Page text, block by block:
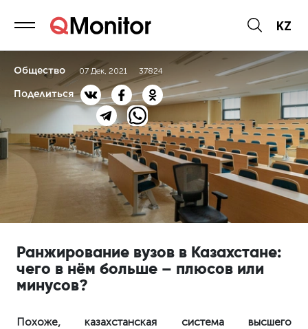
KZ
Общество 07 Дек, 2021 37824
Поделиться
Ранжирование вузов в Казахстане:
чего в нём больше – плюсов или
минусов?
Похоже, казахстанская система высшего